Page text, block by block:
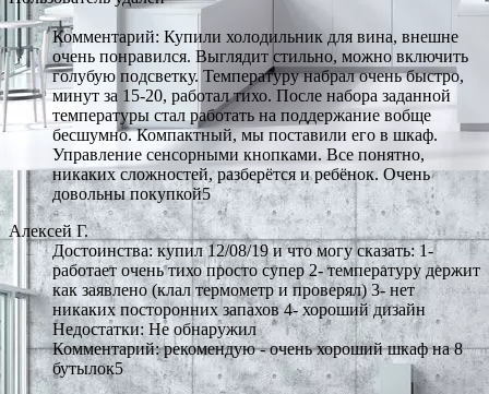
Комментарий: Купили холодильник для вина, внешне
очень понравился. Выглядит стильно, можно включить
голубую подсветку. Температуру набрал очень быстро,
минут за 15-20, работал тихо. После набора заданной
температуры стал работать на поддержание вобще
бесшумно. Компактный, мы поставили его в шкаф.
Управление сенсорными кнопками. Все понятно,
никаких сложностей, разберётся и ребёнок. Очень
довольны покупкой5
Алексей Г.
Достоинства: купил 12/08/19 и что могу сказать: 1-
работает очень тихо просто супер 2- температуру держит
как заявлено (клал термометр и проверял) 3- нет
никаких посторонних запахов 4- хороший дизайн
Недостатки: Не обнаружил
Комментарий: рекомендую - очень хороший шкаф на 8
бутылок5